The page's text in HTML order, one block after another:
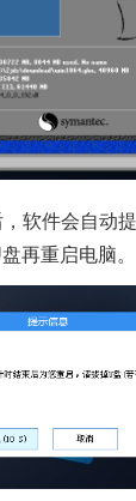
件会自动提
再重启电脑。